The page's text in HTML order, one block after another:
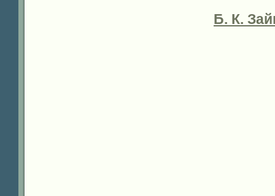
Б. К.